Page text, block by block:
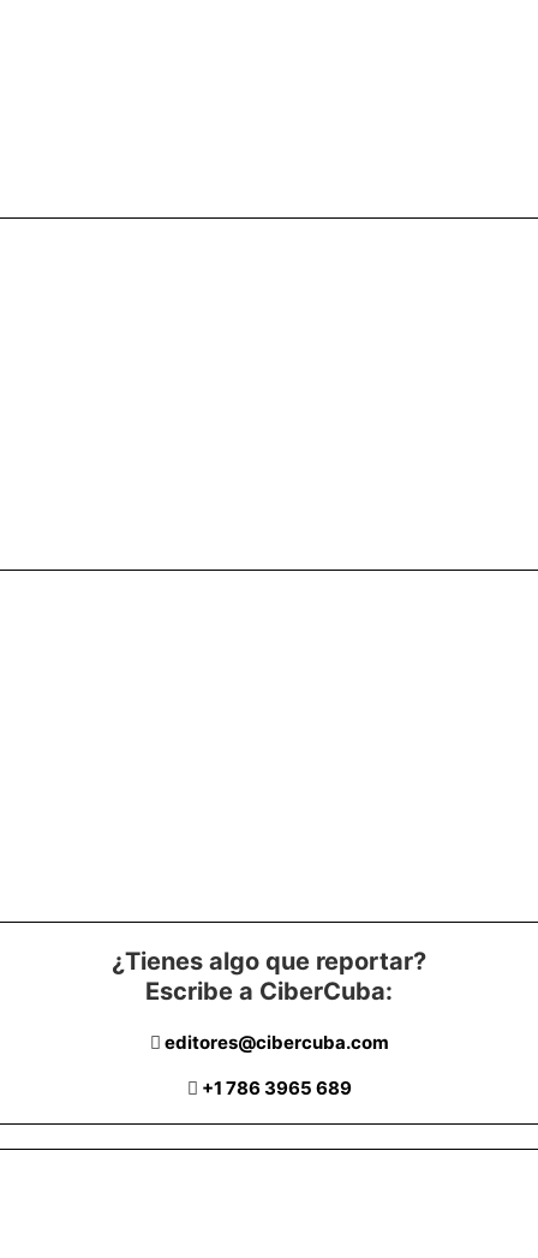
¿Tienes algo que reportar?
Escribe a CiberCuba:
editores@cibercuba.com
+1 786 3965 689